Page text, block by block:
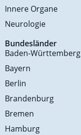
Innere Organe
Neurologie
Bundesländer
Baden-Württemberg
Bayern
Berlin
Brandenburg
Bremen
Hamburg